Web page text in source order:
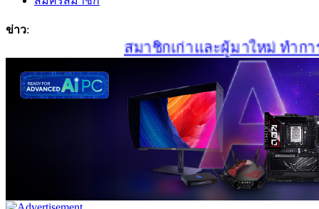
ข่าว:
สมาชิกเก่าและผู้มาใหม่ ทำกา